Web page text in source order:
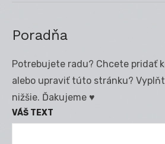
Poradňa
Potrebujete radu? Chcete pridať
alebo upraviť túto stránku?
nižšie. Ďakujeme ♥
VÁŠ TEXT